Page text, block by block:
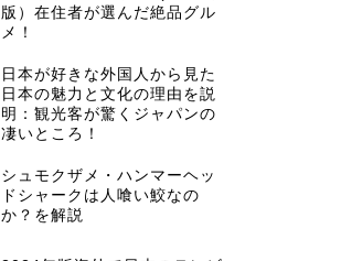
版）在住者が選んだ絶品グル
メ！
日本が好きな外国人から見た
日本の魅力と文化の理由を説
明：観光客が驚くジャパンの
凄いところ！
シュモクザメ・ハンマーヘッ
ドシャークは人喰い鮫なの
か？を解説